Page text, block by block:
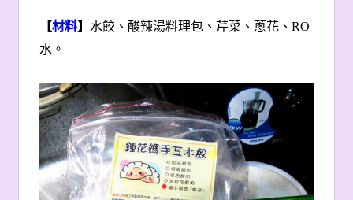
【材料】 水餃、酸辣湯料理包、芹菜、蔥花、RO
水。